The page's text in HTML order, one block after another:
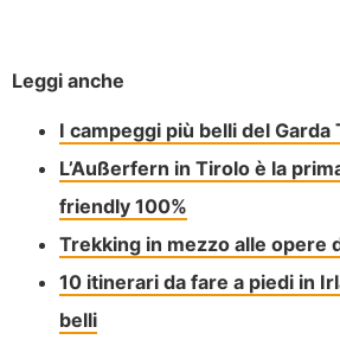
Leggi anche
I campeggi più belli del Garda
L’Außerfern in Tirolo è la
friendly 100%
Trekking in mezzo alle opere
10 itinerari da fare a piedi in
belli